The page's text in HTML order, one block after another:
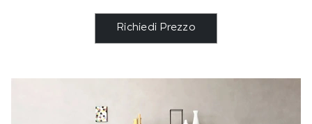
Richiedi Prezzo